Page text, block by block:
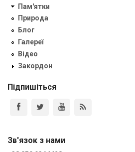
Пам'ятки
Природа
Блог
Галереї
Відео
Закордон
Підпишіться
Зв'язок з нами